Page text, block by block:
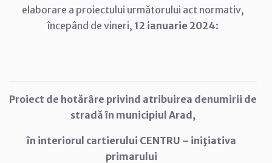
elaborare a proiectului următorului act normativ,
începând de vineri, 12 ianuarie 2024:
Proiect de hotărâre privind atribuirea denumirii de
stradă în municipiul Arad,
în interiorul cartierului CENTRU – iniţiativa
primarului